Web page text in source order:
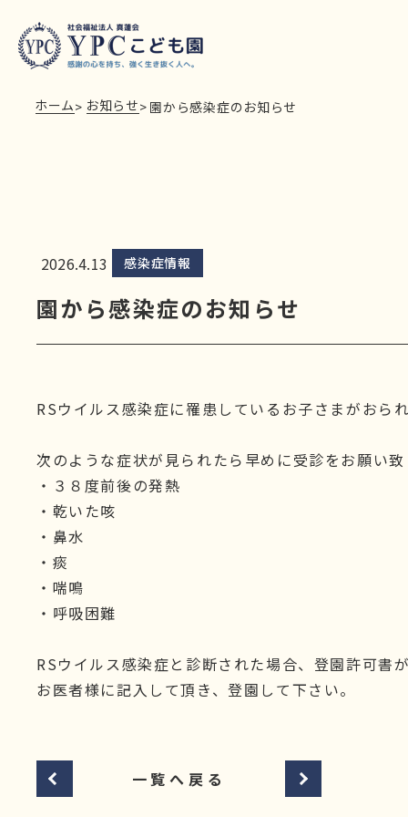
ホーム> お知らせ> 園から感染症のお知らせ
2026.4.13 感染症情報
園から感染症のお知らせ
RSウイルス感染症に罹患しているお子さまがおら
次のような症状が見られたら早めに受診をお願い
・３８度前後の発熱
・乾いた咳
・鼻水
・痰
・喘鳴
・呼吸困難
RSウイルス感染症と診断された場合、登園許可書
お医者様に記入して頂き、登園して下さい。
一覧へ戻る